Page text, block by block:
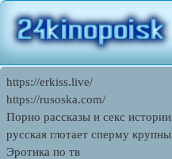
https://erkiss.live/
https://rusoska.com/
Порно рассказы и секс
русская глотает сперму
Эротика по тв